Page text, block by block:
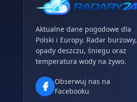
Aktualne dane pogodowe dla
Polski i Europy. Radar burzowy,
opady deszczu, śniegu oraz
temperatura wody na żywo.
Obserwuj nas na
Facebooku